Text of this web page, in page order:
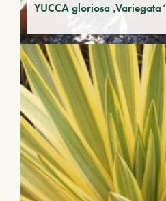
YUCCA gloriosa ‚Variegata‘